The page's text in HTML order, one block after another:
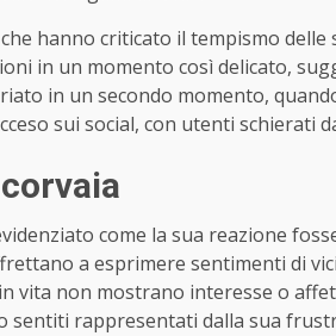
hanno criticato il tempismo
in un momento così delicato,
in un secondo momento,
sui social, con utenti schierati
come la sua reazione
a esprimere sentimenti di
vita non mostrano interesse o
sentiti rappresentati dalla sua